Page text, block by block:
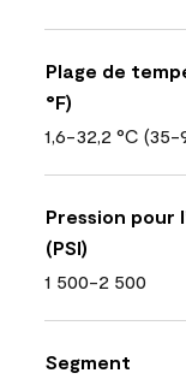
Plage de
°F)
1,6-32,2 °C (35-
Pression pour
(PSI)
1 500-2 500
Segment